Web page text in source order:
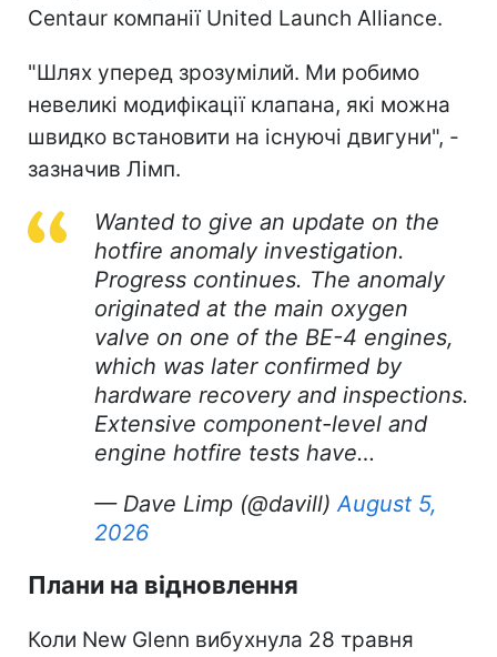
Centaur компанії United Launch Alliance.
"Шлях уперед зрозумілий. Ми робимо
невеликі модифікації клапана, які можна
швидко встановити на існуючі двигуни", -
зазначив Лімп.
Wanted to give an update on the
hotfire anomaly investigation.
Progress continues. The anomaly
originated at the main oxygen
valve on one of the BE-4 engines,
which was later confirmed by
hardware recovery and inspections.
Extensive component-level and
engine hotfire tests have…
— Dave Limp (@davill) August 5,
2026
Плани на відновлення
Коли New Glenn вибухнула 28 травня